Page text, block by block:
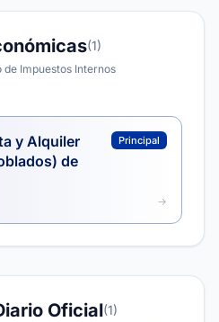
(1)
Impuestos Internos
y Alquiler
de
Principal
Oficial(1)